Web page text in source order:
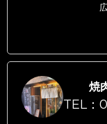
焼
TEL：